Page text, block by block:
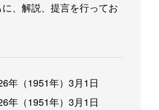
、解説、提言を行ってお
年（1951年）3月1日
年（1951年）3月1日